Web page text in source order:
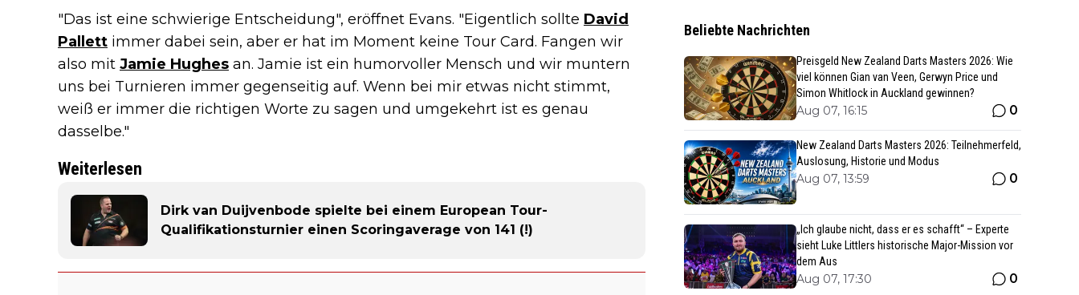
"Das ist eine schwierige Entscheidung", eröffnet Evans. "Eigentlich sollte David
Pallett immer dabei sein, aber er hat im Moment keine Tour Card. Fangen wir
also mit Jamie Hughes an. Jamie ist ein humorvoller Mensch und wir muntern
uns bei Turnieren immer gegenseitig auf. Wenn bei mir etwas nicht stimmt,
weiß er immer die richtigen Worte zu sagen und umgekehrt ist es genau
dasselbe."
Weiterlesen
Dirk van Duijvenbode spielte bei einem European Tour-
Qualifikationsturnier einen Scoringaverage von 141 (!)
Beliebte Nachrichten
Preisgeld New Zealand Darts Masters 2026: Wie
viel können Gian van Veen, Gerwyn Price und
Simon Whitlock in Auckland gewinnen?
Aug 07, 16:15 0
New Zealand Darts Masters 2026: Teilnehmerfeld,
Auslosung, Historie und Modus
Aug 07, 13:59 0
„Ich glaube nicht, dass er es schafft“ – Experte
sieht Luke Littlers historische Major-Mission vor
dem Aus
Aug 07, 17:30 0